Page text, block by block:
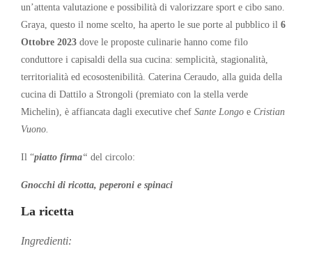
un’attenta valutazione e possibilità di valorizzare sport e cibo sano.
Graya, questo il nome scelto, ha aperto le sue porte al pubblico il 6
Ottobre 2023 dove le proposte culinarie hanno come filo
conduttore i capisaldi della sua cucina: semplicità, stagionalità,
territorialità ed ecosostenibilità. Caterina Ceraudo, alla guida della
cucina di Dattilo a Strongoli (premiato con la stella verde
Michelin), è affiancata dagli executive chef Sante Longo e Cristian
Vuono.
Il “piatto firma“ del circolo:
Gnocchi di ricotta, peperoni e spinaci
La ricetta
Ingredienti: